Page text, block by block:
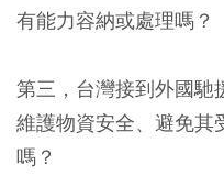
有能力容納或處理嗎？
第三，台灣接到外國馳
維護物資安全、避免其
嗎？